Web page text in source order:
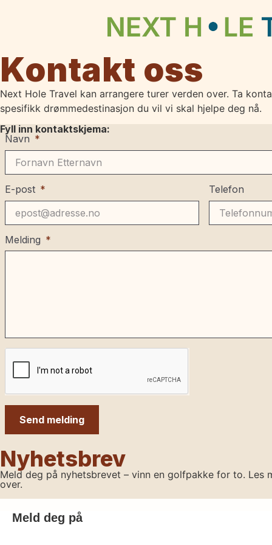
Kontakt oss
Next Hole Travel kan arrangere turer verden over. Ta
spesifikk drømmedestinasjon du vil vi skal hjelpe deg nå.
Fyll inn kontaktskjema:
Navn
E-post Telefon
Melding
Send melding
Nyhetsbrev
Meld deg på nyhetsbrevet – vinn en golfpakke for to. Les
over.
Meld deg på